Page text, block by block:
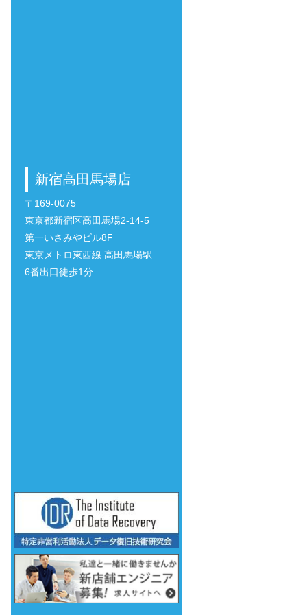
新宿高田馬場店
〒169-0075
東京都新宿区高田馬場2-14-5
第一いさみやビル8F
東京メトロ東西線 高田馬場駅
6番出口徒歩1分